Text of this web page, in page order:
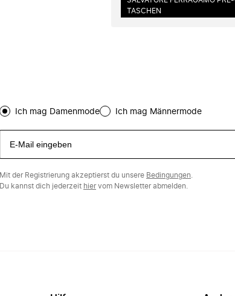
TASCHEN
Ich mag Damenmode Ich mag Männermode
Mit der Registrierung akzeptierst du unsere Bedingungen
Du kannst dich jederzeit hiervom Newsletter abmelden.